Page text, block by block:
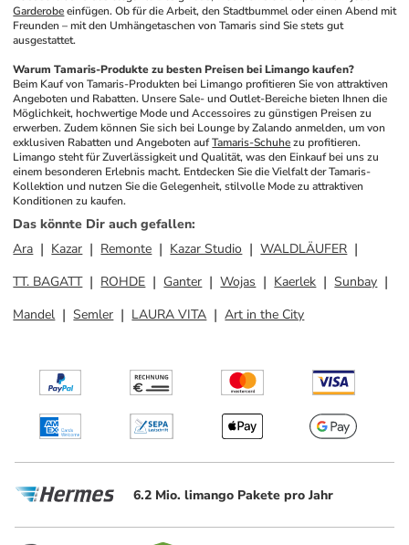
Garderobe einfügen. Ob für die Arbeit, den Stadtbummel oder einen Abend mit
Freunden – mit den Umhängetaschen von Tamaris sind Sie stets gut
ausgestattet.
Warum Tamaris-Produkte zu besten Preisen bei Limango kaufen?
Beim Kauf von Tamaris-Produkten bei Limango profitieren Sie von attraktiven
Angeboten und Rabatten. Unsere Sale- und Outlet-Bereiche bieten Ihnen die
Möglichkeit, hochwertige Mode und Accessoires zu günstigen Preisen zu
erwerben. Zudem können Sie sich bei Lounge by Zalando anmelden, um von
exklusiven Rabatten und Angeboten auf Tamaris-Schuhe zu profitieren.
Limango steht für Zuverlässigkeit und Qualität, was den Einkauf bei uns zu
einem besonderen Erlebnis macht. Entdecken Sie die Vielfalt der Tamaris-
Kollektion und nutzen Sie die Gelegenheit, stilvolle Mode zu attraktiven
Konditionen zu kaufen.
Das könnte Dir auch gefallen:
Ara
Kazar Remonte Kazar Studio
WALDLÄUFER
TT. BAGATT
ROHDE Ganter Wojas Kaerlek
Sunbay
Mandel
Semler LAURA VITA Art in the City
6.2 Mio. limango Pakete pro Jahr